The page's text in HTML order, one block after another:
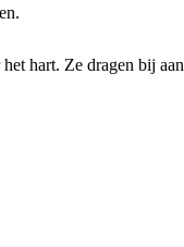
hart. Ze dragen bij